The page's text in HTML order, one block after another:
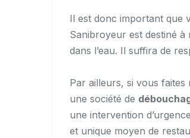
Il est donc important que
Sanibroyeur est destiné
dans l’eau. Il suffira de
Par ailleurs, si vous faites
une société de
une intervention
et unique moyen de